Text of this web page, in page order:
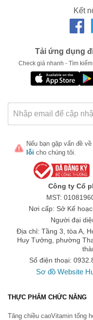
Kết
Tải ứng dụng
Check giá nhanh - Tìm
Nếu bạn gặp vấn đề về
lỗi cho chúng tôi.
Công ty Cổ
MST:
Nơi cấp: Sở Kế
Người đại
Địa chỉ: Tầng 3, tòa A,
Huy Tưởng, phường
Số điện thoại:
Sơ đồ Website
THỰC PHẨM CHỨC NĂNG
Tăng chiều caoVitamin tổng